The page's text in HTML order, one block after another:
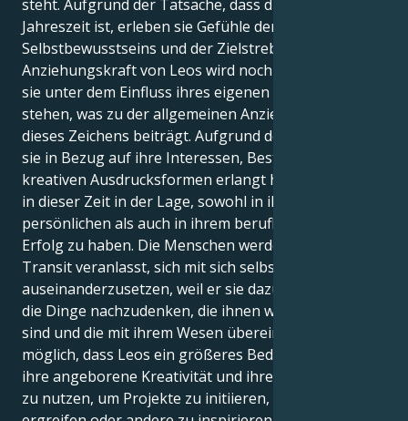
steht. Aufgrund der Tatsache, dass dies ihre
Jahreszeit ist, erleben sie Gefühle der Macht, des
Selbstbewusstseins und der Zielstrebigkeit. Die
Anziehungskraft von Leos wird noch verstärkt, wenn
sie unter dem Einfluss ihres eigenen Sonnenzeichens
stehen, was zu der allgemeinen Anziehungskraft
dieses Zeichens beiträgt. Aufgrund der Klarheit, die
sie in Bezug auf ihre Interessen, Bestrebungen und
kreativen Ausdrucksformen erlangt haben, sind Leos
in dieser Zeit in der Lage, sowohl in ihrem
persönlichen als auch in ihrem beruflichen Leben
Erfolg zu haben. Die Menschen werden durch diesen
Transit veranlasst, sich mit sich selbst
auseinanderzusetzen, weil er sie dazu bringt, über
die Dinge nachzudenken, die ihnen wirklich wichtig
sind und die mit ihrem Wesen übereinstimmen. Es ist
möglich, dass Leos ein größeres Bedürfnis haben,
ihre angeborene Kreativität und ihren Enthusiasmus
zu nutzen, um Projekte zu initiieren, die Initiative zu